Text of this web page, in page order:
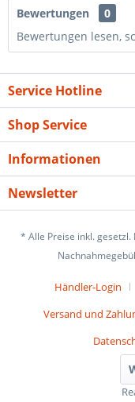
Bewertungen
0
Bewertungen lesen,
Service Hotline
Shop Service
Informationen
Newsletter
* Alle Preise inkl.
Händler-Login
Versand und